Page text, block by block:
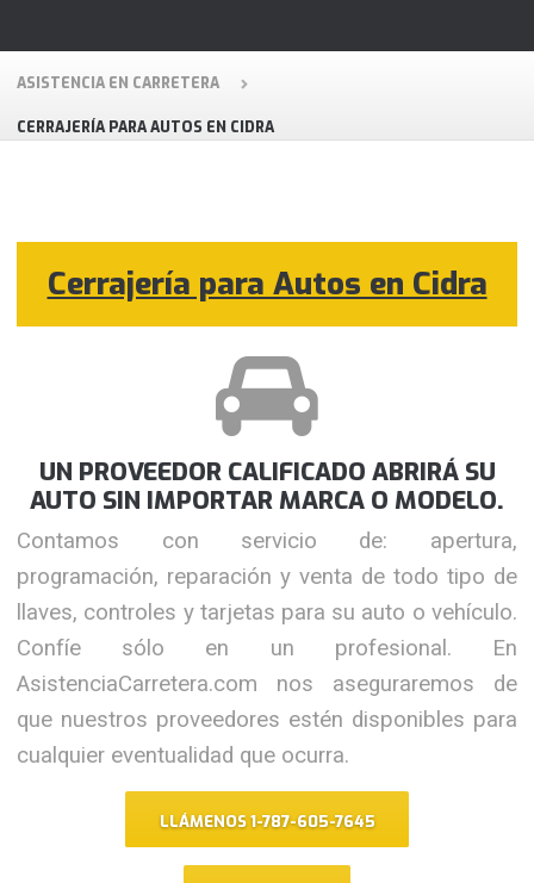
ASISTENCIA EN CARRETERA
CERRAJERÍA PARA AUTOS EN CIDRA
Cerrajería para Autos en Cidra
UN PROVEEDOR CALIFICADO ABRIRÁ SU
AUTO SIN IMPORTAR MARCA O MODELO.
Contamos con servicio de: apertura,
programación, reparación y venta de todo tipo de
llaves, controles y tarjetas para su auto o vehículo.
Confíe sólo en un profesional. En
AsistenciaCarretera.com nos aseguraremos de
que nuestros proveedores estén disponibles para
cualquier eventualidad que ocurra.
LLÁMENOS 1-787-605-7645